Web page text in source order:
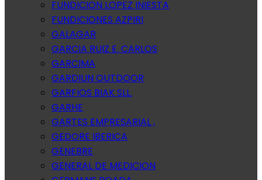
FUNDICION LOPEZ INIESTA
FUNDICIONES AZPIRI
GALAGAR
GARCIA RUIZ E. CARLOS
GARCIMA
GARDIUN OUTDOOR
GARFIOS BIAK SLL.
GARHE
GARTES EMPRESARIAL ,
GEDORE IBERICA
GENEBRE
GENERAL DE MEDICION